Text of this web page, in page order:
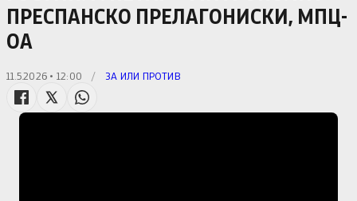
ПРЕСПАНСКО ПРЕЛАГОНИСКИ, МПЦ-
ОА
11.5.2026 • 12:00 / ЗА ИЛИ ПРОТИВ